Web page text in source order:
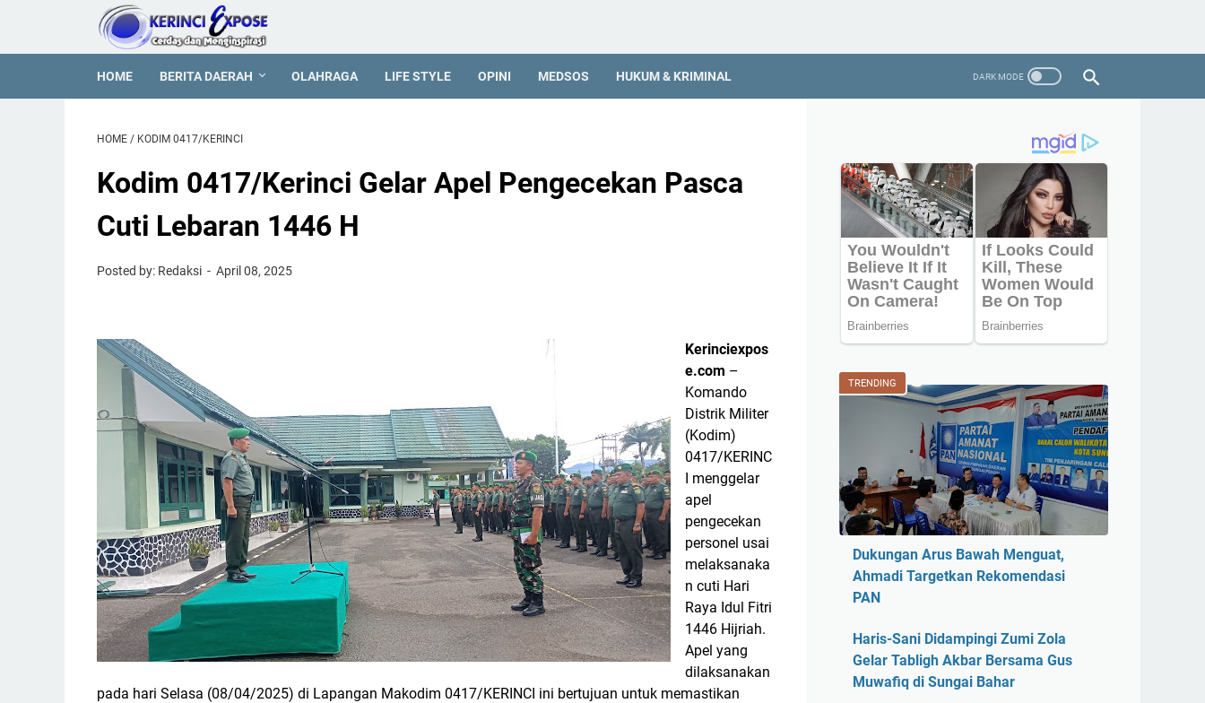
HOME BERITA DAERAH OLAHRAGA LIFE STYLE OPINI MEDSOS HUKUM & KRIMINAL
HOME / KODIM 0417/KERINCI
Kodim 0417/Kerinci Gelar Apel Pengecekan Pasca
Cuti Lebaran 1446 H
Posted by: Redaksi April 08, 2025
Kerinciexpos
e.com –
Komando
Distrik Militer
(Kodim)
0417/KERINC
I menggelar
apel
pengecekan
personel usai
melaksanaka
n cuti Hari
Raya Idul Fitri
1446 Hijriah.
Apel yang
dilaksanakan
pada hari Selasa (08/04/2025) di Lapangan Makodim 0417/KERINCI ini bertujuan untuk memastikan
TRENDING
Dukungan Arus Bawah Menguat,
Ahmadi Targetkan Rekomendasi
PAN
Haris-Sani Didampingi Zumi Zola
Gelar Tabligh Akbar Bersama Gus
Muwafiq di Sungai Bahar